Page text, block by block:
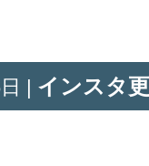
| インスタ